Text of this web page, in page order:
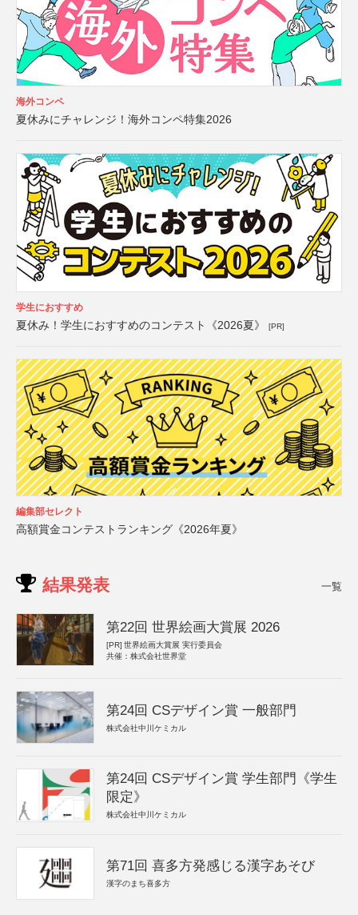
海外コンペ
夏休みにチャレンジ！海外コンペ特集2026
学生におすすめ
夏休み！学生におすすめのコンテスト《2026夏》 [PR]
編集部セレクト
高額賞金コンテストランキング《2026年夏》
結果発表 一覧
第22回 世界絵画大賞展 2026
[PR] 世界絵画大賞展 実行委員会
共催：株式会社世界堂
第24回 CSデザイン賞 一般部門
株式会社中川ケミカル
第24回 CSデザイン賞 学生部門《学生
限定》
株式会社中川ケミカル
第71回 喜多方発感じる漢字あそび
漢字のまち喜多方